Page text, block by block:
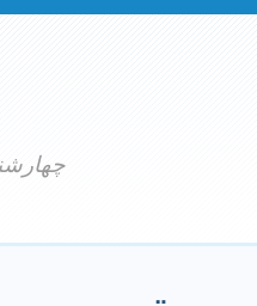
چهارشنبه